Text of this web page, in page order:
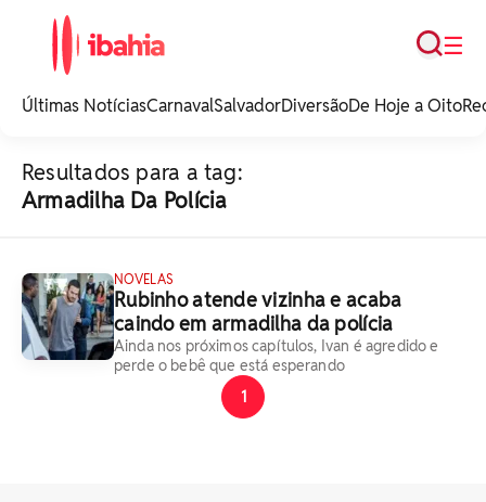
noticias e
☰
Busca
Últimas NotíciasCarnavalSalvadorDiversãoDe Hoje a Oito
Resultados para a tag:
Armadilha Da Polícia
NOVELAS
Rubinho atende vizinha e acaba
caindo em armadilha da polícia
Ainda nos próximos capítulos, Ivan é agredido e
perde o bebê que está esperando
1